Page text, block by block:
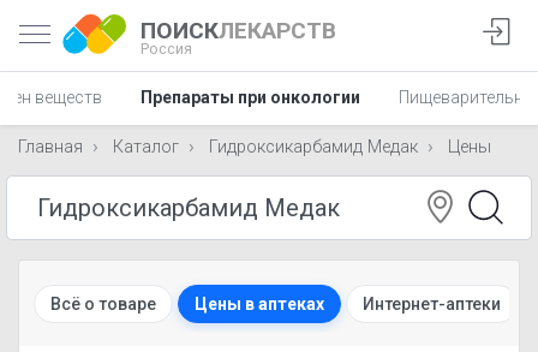
ПОИСКЛЕКАРСТВ
Россия
веществ Препараты при онкологии
Главная Каталог Гидроксикарбамид Медак Цены
Всё о товаре Цены в аптеках Интернет-аптеки